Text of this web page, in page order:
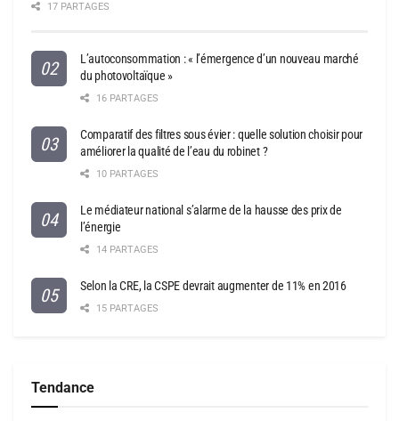
17 PARTAGES
L’autoconsommation : « l’émergence d’un nouveau marché
du photovoltaïque »
16 PARTAGES
Comparatif des filtres sous évier : quelle solution choisir pour
améliorer la qualité de l’eau du robinet ?
10 PARTAGES
Le médiateur national s’alarme de la hausse des prix de
l’énergie
14 PARTAGES
Selon la CRE, la CSPE devrait augmenter de 11% en 2016
15 PARTAGES
Tendance